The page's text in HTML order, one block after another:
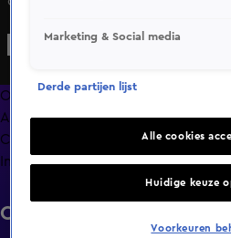
woord.
Overzicht
Afleveringen
Clips
Info
Clips
Marketing & Social media
Derde partijen lijst
Alle cookies
Huidige keuze
Voorkeuren